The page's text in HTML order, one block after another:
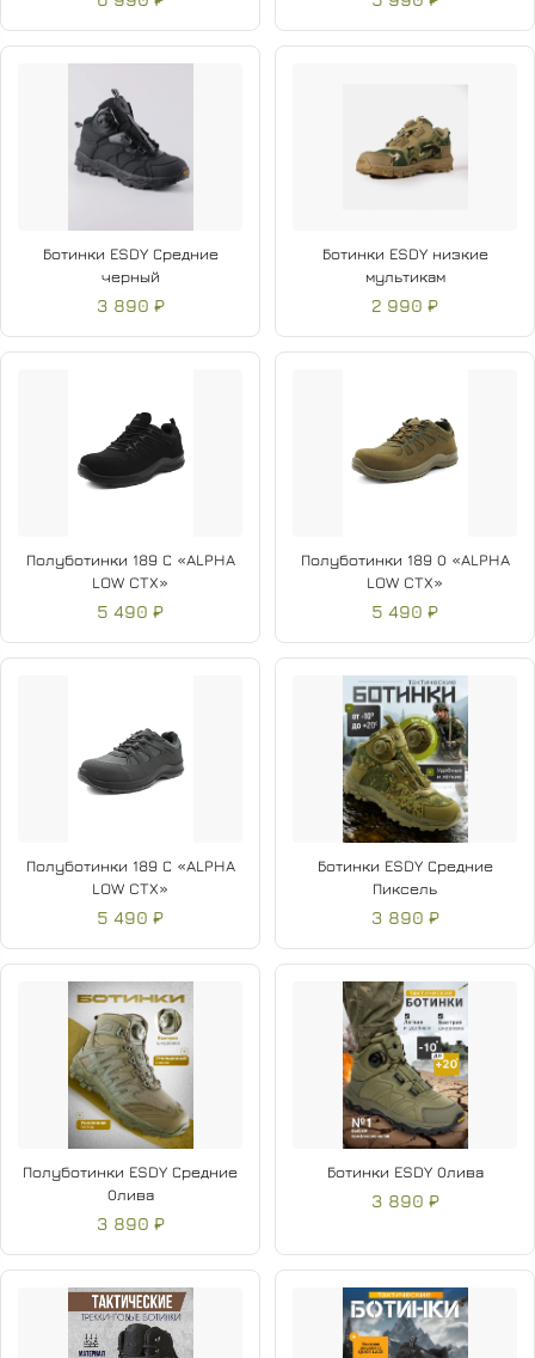
Ботинки ESDY Средние
черный
3 890 ₽
Ботинки ESDY низкие
мультикам
2 990 ₽
Полуботинки 189 С «ALPHA
LOW CTX»
5 490 ₽
Полуботинки 189 О «ALPHA
LOW CTX»
5 490 ₽
Полуботинки 189 С «ALPHA
LOW CTX»
5 490 ₽
Ботинки ESDY Средние
Пиксель
3 890 ₽
Полуботинки ESDY Средние
Олива
3 890 ₽
Ботинки ESDY Олива
3 890 ₽